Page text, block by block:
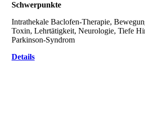
Schwerpunkte
Intrathekale Baclofen-Therapie,
Toxin, Lehrtätigkeit, Neurologie, Tiefe
Parkinson-Syndrom
Details